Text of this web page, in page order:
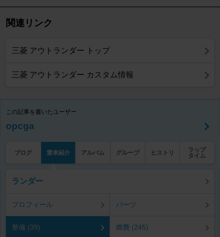
関連リンク
三菱 アウトランダー トップ
三菱 アウトランダー カスタム情報
この記事を書いたユーザー
opcga
ブログ 愛車紹介 アルバム グループ ヒストリ
ラップ
タイム
ランダー
プロフィール パーツ
整備 (39) 燃費 (245)